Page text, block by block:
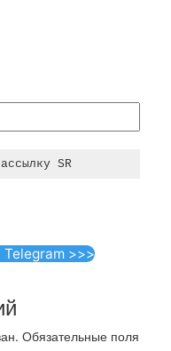
>>>
Обязательные поля